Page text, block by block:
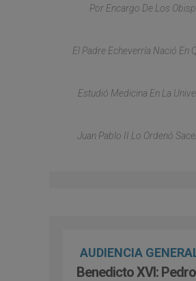
Por Encargo De Los
El Padre Echeverría Nació En
Estudió Medicina En La
Juan Pablo II Lo Ordenó
AUDIENCIA
Benedicto XVI: